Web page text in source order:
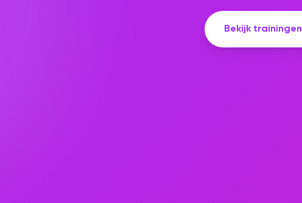
Bekijk trainingen